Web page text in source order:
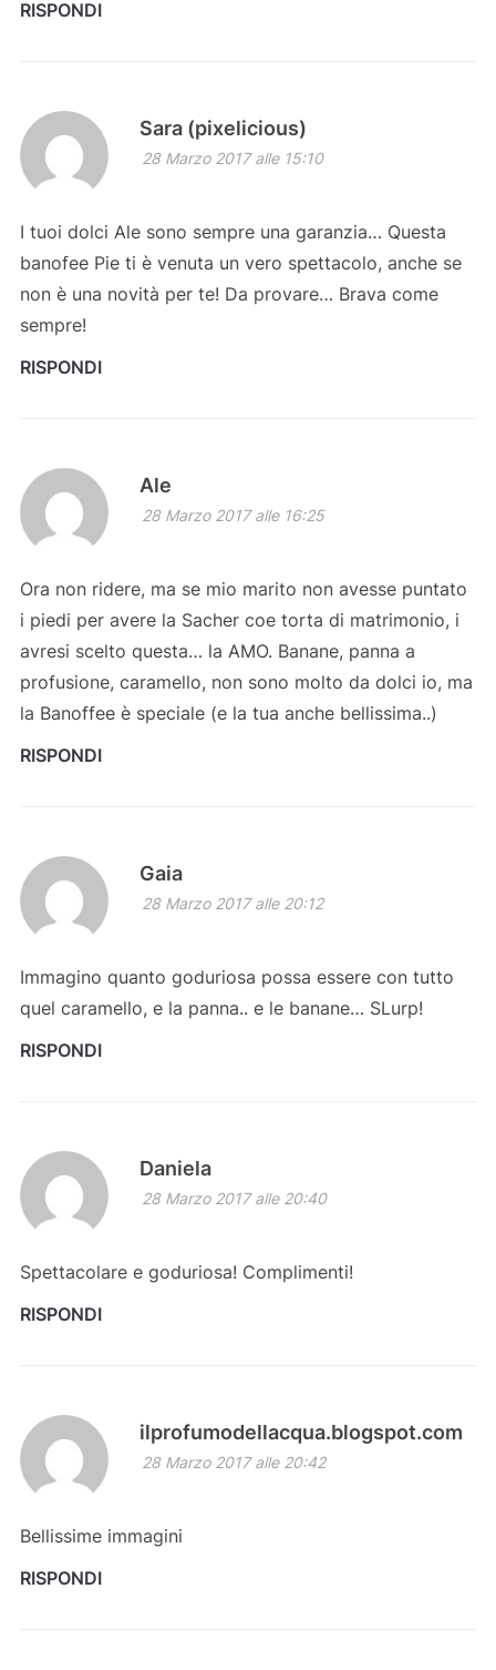
RISPONDI
Sara (pixelicious)
28 Marzo 2017 alle 15:10
I tuoi dolci Ale sono sempre una garanzia… Questa
banofee Pie ti è venuta un vero spettacolo, anche se
non è una novità per te! Da provare… Brava come
sempre!
RISPONDI
Ale
28 Marzo 2017 alle 16:25
Ora non ridere, ma se mio marito non avesse puntato
i piedi per avere la Sacher coe torta di matrimonio, i
avresi scelto questa… la AMO. Banane, panna a
profusione, caramello, non sono molto da dolci io, ma
la Banoffee è speciale (e la tua anche bellissima..)
RISPONDI
Gaia
28 Marzo 2017 alle 20:12
Immagino quanto goduriosa possa essere con tutto
quel caramello, e la panna.. e le banane… SLurp!
RISPONDI
Daniela
28 Marzo 2017 alle 20:40
Spettacolare e goduriosa! Complimenti!
RISPONDI
ilprofumodellacqua.blogspot.com
28 Marzo 2017 alle 20:42
Bellissime immagini
RISPONDI